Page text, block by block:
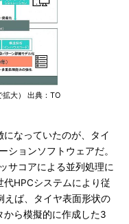
拡大） 出典：TO
なっていたのが、タイ
ションソフトウェアだ。
サコアによる並列処理に
HPCシステムにより従
えば、タイヤ表面形状の
から模擬的に作成した3